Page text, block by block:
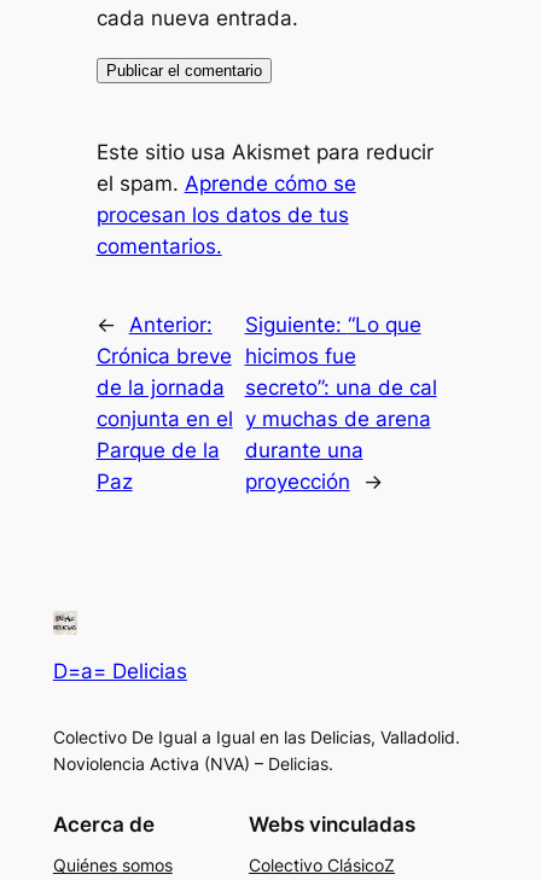
cada nueva entrada.
Este sitio usa Akismet para reducir
el spam. Aprende cómo se
procesan los datos de tus
comentarios.
← Anterior:
Crónica breve
de la jornada
conjunta en el
Parque de la
Paz
Siguiente: “Lo que
hicimos fue
secreto”: una de cal
y muchas de arena
durante una
proyección
→
D=a= Delicias
Colectivo De Igual a Igual en las Delicias, Valladolid.
Noviolencia Activa (NVA) – Delicias.
Acerca de
Quiénes somos
Webs vinculadas
Colectivo ClásicoZ